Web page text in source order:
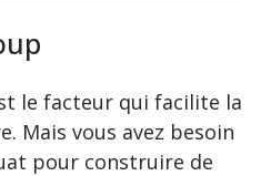
le facteur qui facilite la
Mais vous avez besoin
pour construire de